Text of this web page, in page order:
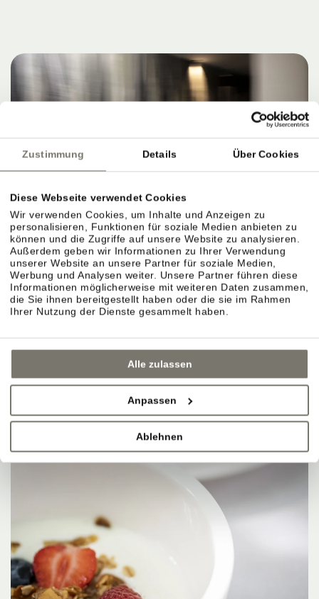
Zustimmung Details Über Cookies
Diese Webseite verwendet Cookies
Wir verwenden Cookies, um Inhalte und Anzeigen zu
personalisieren, Funktionen für soziale Medien anbieten zu
können und die Zugriffe auf unsere Website zu analysieren.
Außerdem geben wir Informationen zu Ihrer Verwendung
unserer Website an unsere Partner für soziale Medien,
Werbung und Analysen weiter. Unsere Partner führen diese
Informationen möglicherweise mit weiteren Daten zusammen,
die Sie ihnen bereitgestellt haben oder die sie im Rahmen
Ihrer Nutzung der Dienste gesammelt haben.
Alle zulassen
Anpassen
Ablehnen